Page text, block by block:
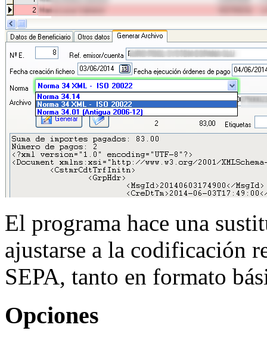
El programa hace una
ajustarse a la codificación
SEPA, tanto en formato
Opciones